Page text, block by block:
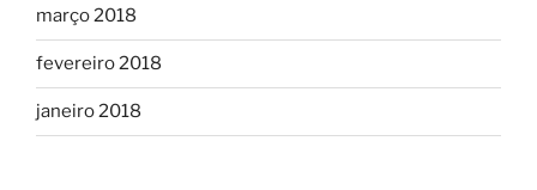
março 2018
fevereiro 2018
janeiro 2018